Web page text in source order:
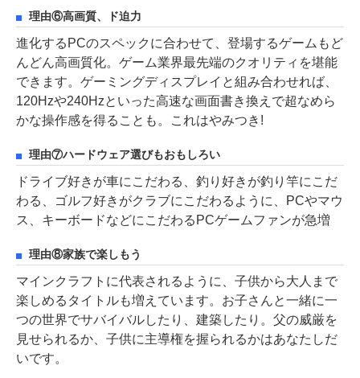
理由⑥高画質、ド迫力
進化するPCのスペックに合わせて、登場するゲームもど
んどん高画質化。ゲーム業界最先端のクオリティを堪能
できます。ゲーミングディスプレイと組み合わせれば、
120Hzや240Hzといった高速な画面書き換えで超なめら
かな操作感を得ることも。これはやみつき!
理由⑦ハードウェア選びもおもしろい
ドライブ好きが車にこだわる、釣り好きが釣り竿にこだ
わる、ゴルフ好きがクラブにこだわるように、PCやマウ
ス、キーボードなどにこだわるPCゲームファンが急増
理由⑧家族で楽しもう
マインクラフトに代表されるように、子供から大人まで
楽しめるタイトルも増えています。お子さんと一緒に一
つの世界でサバイバルしたり、建築したり。父の威厳を
見せられるか、子供に主導権を握られるかはあなたしだ
いです。